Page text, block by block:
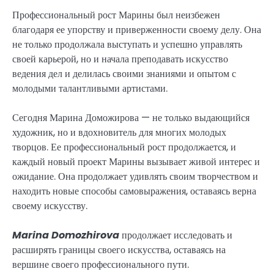
Профессиональный рост Марины был неизбежен
благодаря ее упорству и приверженности своему делу. Она
не только продолжала выступать и успешно управлять
своей карьерой, но и начала преподавать искусство
ведения дел и делилась своими знаниями и опытом с
молодыми талантливыми артистами.
Сегодня Марина Доможирова — не только выдающийся
художник, но и вдохновитель для многих молодых
творцов. Ее профессиональный рост продолжается, и
каждый новый проект Марины вызывает живой интерес и
ожидание. Она продолжает удивлять своим творчеством и
находить новые способы самовыражения, оставаясь верна
своему искусству.
Marina Domozhirovaпродолжает исследовать и
расширять границы своего искусства, оставаясь на
вершине своего профессионального пути.